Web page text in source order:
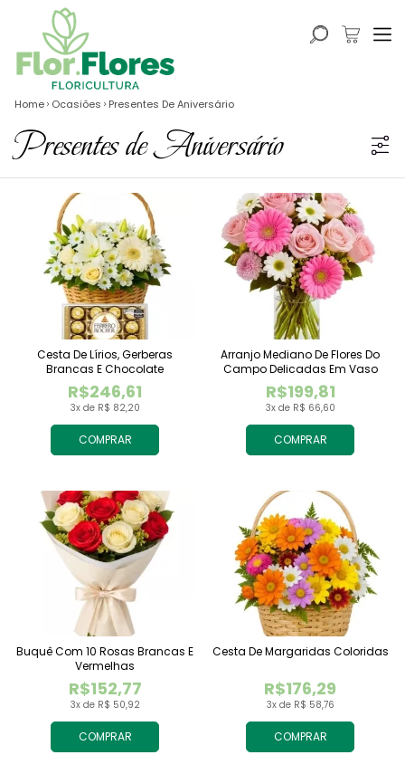
Home Ocasiões Presentes De Aniversário
Presentes de Aniversário
COMPRAR
3x de R$ 82,20
R$246,61
Cesta De Lírios, Gerberas
Brancas E Chocolate
COMPRAR
3x de R$ 66,60
R$199,81
Arranjo Mediano De Flores Do
Campo Delicadas Em Vaso
COMPRAR
3x de R$ 50,92
R$152,77
Buquê Com 10 Rosas Brancas E
Vermelhas
COMPRAR
3x de R$ 58,76
R$176,29
Cesta De Margaridas Coloridas